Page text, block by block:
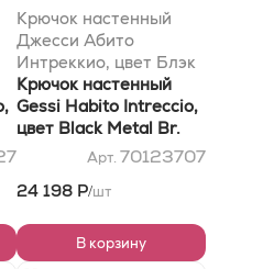
Крючок настенный
Джесси Абито
Интреккио, цвет Блэк
Метал Br. PVD
Крючок настенный
Gessi Habito Intreccio,
цвет Black Metal Br.
Арт. 70123707
24 198 Р/шт
В корзину